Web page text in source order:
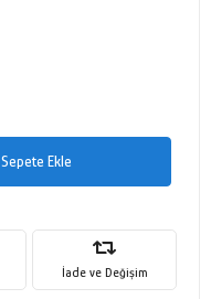
Sepete Ekle
İade ve Değişim